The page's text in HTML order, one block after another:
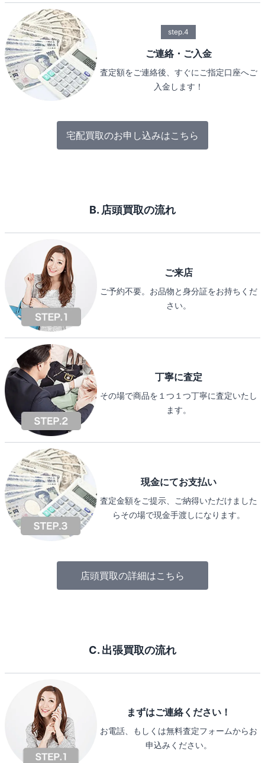
step.4
ご連絡・ご入金
査定額をご連絡後、すぐにご指定口座へご
入金します！
宅配買取のお申し込みはこちら
B. 店頭買取の流れ
ご来店
ご予約不要。お品物と身分証をお持ちくだ
さい。
丁寧に査定
その場で商品を１つ１つ丁寧に査定いたし
ます。
現金にてお支払い
査定金額をご提示、ご納得いただけました
らその場で現金手渡しになります。
店頭買取の詳細はこちら
C. 出張買取の流れ
まずはご連絡ください！
お電話、もしくは無料査定フォームからお
申込みください。